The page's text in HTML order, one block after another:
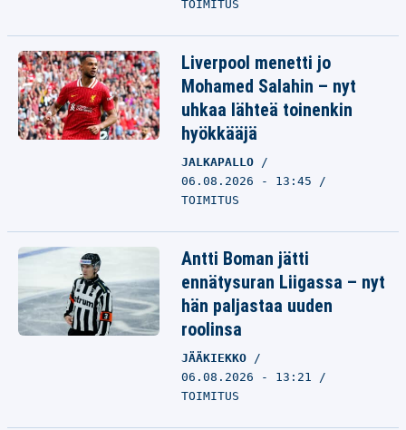
TOIMITUS
Liverpool menetti jo
Mohamed Salahin – nyt
uhkaa lähteä toinenkin
hyökkääjä
JALKAPALLO
06.08.2026 - 13:45
TOIMITUS
Antti Boman jätti
ennätysuran Liigassa – nyt
hän paljastaa uuden
roolinsa
JÄÄKIEKKO
06.08.2026 - 13:21
TOIMITUS